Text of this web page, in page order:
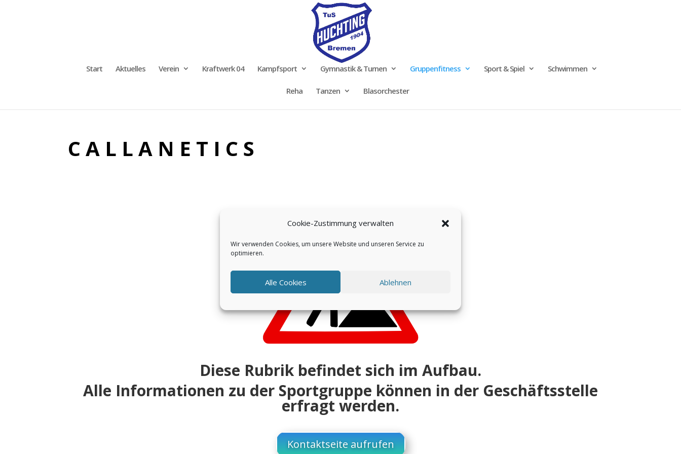
Cookie-Zustimmung verwalten
Wir verwenden Cookies, um unsere Website und unseren Service zu
optimieren.
Alle Cookies Ablehnen
Start Aktuelles Verein Kraftwerk 04 Kampfsport Gymnastik & Turnen Gruppenfitness Sport & Spiel Schwimmen
Reha Tanzen Blasorchester
C A L L A N E T I C S
Diese Rubrik befindet sich im Aufbau.
Alle Informationen zu der Sportgruppe können in der Geschäftsstelle
erfragt werden.
Kontaktseite aufrufen